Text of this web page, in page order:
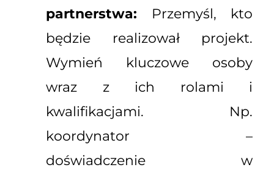
partnerstwa: Przemyśl, kto
będzie realizował projekt.
Wymień kluczowe osoby
wraz z ich rolami i
kwalifikacjami. Np.
koordynator –
doświadczenie w